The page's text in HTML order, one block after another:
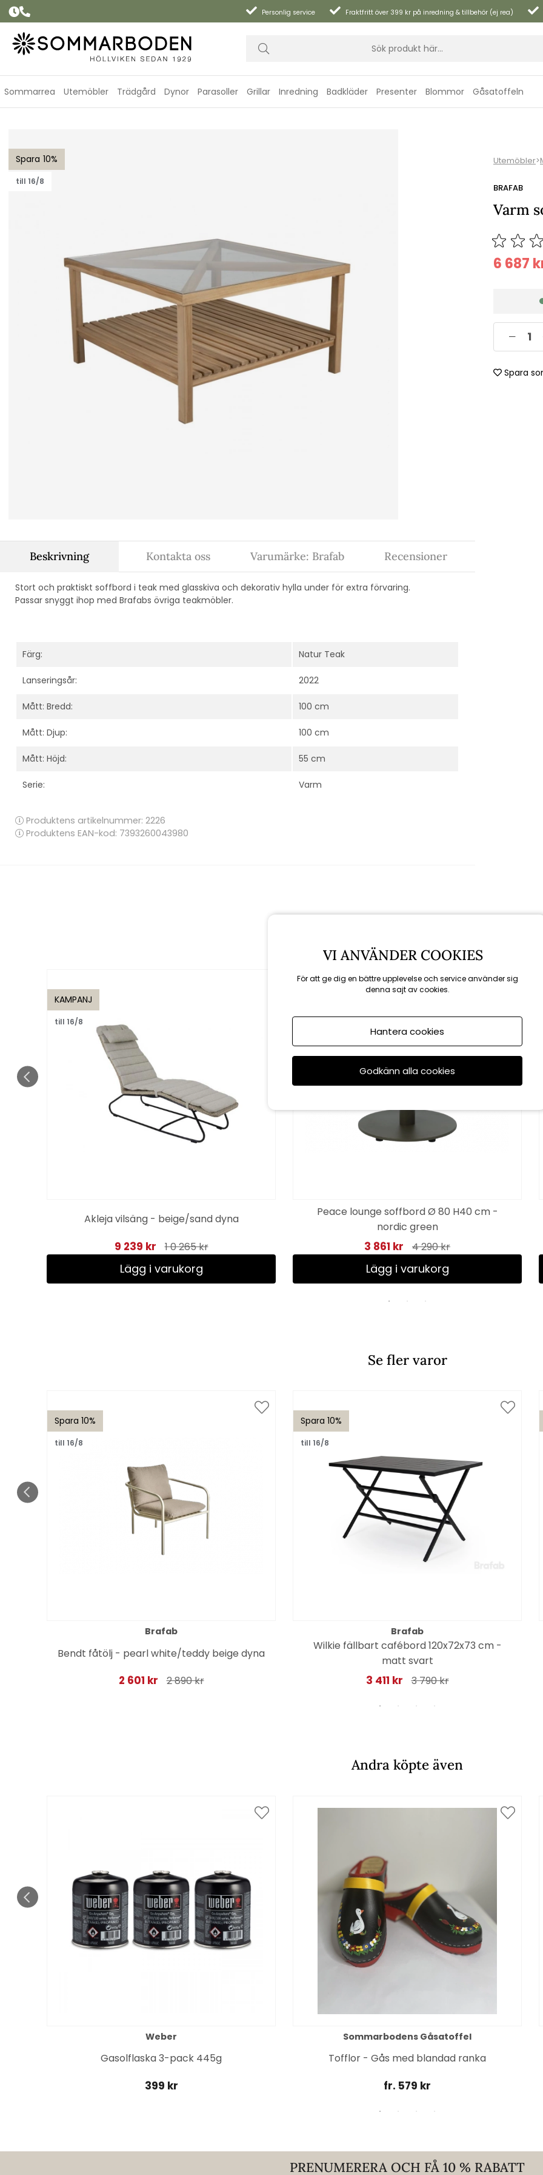
Personlig service Fraktfritt över 399 kr på inredning & tillbehör (ej rea)
Sommarrea Utemöbler Trädgård Dynor Parasoller Grillar Inredning Badkläder Presenter Blommor Gåsatoffeln
10
till 16/8
Utemöbler>
BRAFAB
Varm
6 687
Spara
Beskrivning
Stort och praktiskt soffbord i teak med glasskiva och dekorativ hylla under för extra förvaring.
Passar snyggt ihop med Brafabs övriga teakmöbler.
Färg: Natur Teak
Lanseringsår: 2022
Mått: Bredd: 100 cm
Mått: Djup: 100 cm
Mått: Höjd: 55 cm
Serie: Varm
Produktens artikelnummer: 2226
Produktens EAN-kod: 7393260043980
Kontakta oss Varumärke: Brafab Recensioner
KAMPANJ
till 16/8
Akleja vilsäng - beige/sand dyna
9 239 kr 1 0 265 kr
Lägg i varukorg
Peace lounge soffbord Ø 80 H40 cm -
nordic green
3 861 kr 4 290 kr
Lägg i varukorg
Se fler varor
Spara 10%
till 16/8
Brafab
Bendt fåtölj - pearl white/teddy beige dyna
2 601 kr 2 890 kr
Spara 10%
till 16/8
Brafab
Wilkie fällbart cafébord 120x72x73 cm -
matt svart
3 411 kr 3 790 kr
Andra köpte även
Weber
Gasolflaska 3-pack 445g
399 kr
Sommarbodens Gåsatoffel
Tofflor - Gås med blandad ranka
fr. 579 kr
PRENUMERERA OCH FÅ 10 % RABATT
VI ANVÄNDER COOKIES
För att ge dig en bättre upplevelse och service använder sig
denna sajt av cookies.
Hantera cookies
Godkänn alla cookies